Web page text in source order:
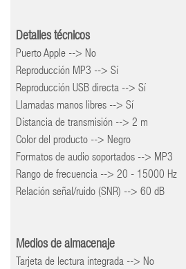
Detalles técnicos
Puerto Apple --> No
Reproducción MP3 --> Sí
Reproducción USB directa --> Sí
Llamadas manos libres --> Sí
Distancia de transmisión --> 2 m
Color del producto --> Negro
Formatos de audio soportados --> MP3
Rango de frecuencia --> 20 - 15000 Hz
Relación señal/ruido (SNR) --> 60 dB
Medios de almacenaje
Tarjeta de lectura integrada --> No